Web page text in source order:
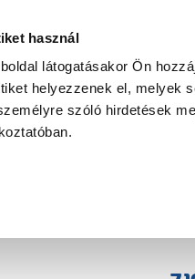
használ
látogatásakor Ön
helyezzenek el, melyek
szóló hirdetések
Praktiker Professional